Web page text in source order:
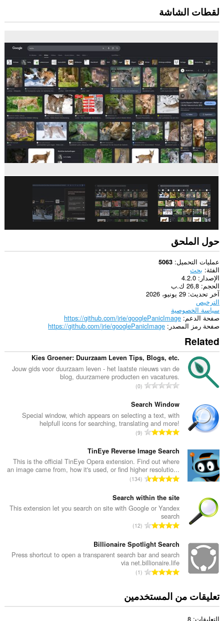
يستطيع
هذا
إلى
على
بعض
مواقع
الويب.
يستطيع
هذا
الملحق
الوصول
إلى
علامات
تبويبك
ونشاط
تصفحك.
لقطات الشاشة
حول الملحق
عمليات التحميل 5063
الفئة بحث
الإصدار
4.2.0
الحجم 26,8 ك.ب
آخر تحديث 29 يونيو، 2026
الترخيص
سياسة الخصوصية
صفحة الدعم https://github.com/jrie/googlePanicImage
صفحة رمز المصدر
https://github.com/jrie/googlePanicImage
Related
Kies Groener: Duurzaam Leven Tips, Blogs, etc.
Jouw gids voor duurzaam leven - het laatste nieuws van de
blog, duurzamere producten en vacatures.
ا
ع
د
د
ا
إ
ج
م
ل
ي
ل
ل
ق
ي
ي
م
ت
:
0
Search Window
Special window, which appears on selecting a text, with
helpfull icons for searching, translating and more!
ا
ع
د
د
ا
إ
ج
م
ل
ي
ل
ل
ي
9
TinEye Reverse Image Search
This is the official TinEye Opera extension. Find out where
an image came from, how it's used, or find higher resolutio...
ا
ع
د
ا
إ
ج
م
ي
ل
134
Search within the site
This extension let you search on site with Google or Yandex
search
ا
ع
د
د
ا
إ
ج
12
Billionaire Spotlight Search
Press shortcut to open a transparent search bar and search
via net.billionaire.life
ا
د
1
تعليقات من المستخدمين
التعليقات: 8